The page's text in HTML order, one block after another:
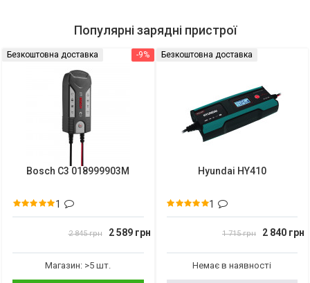
Популярні зарядні пристрої
-9%
Безкоштовна доставка
Bosch C3 018999903M
1
2 845 грн 2 589 грн
Магазин: >5 шт.
Безкоштовна доставка
Hyundai HY410
1
1 715 грн 2 840 грн
Немає в наявності